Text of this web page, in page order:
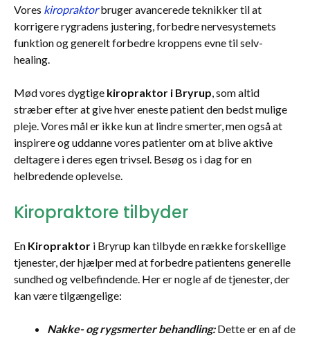
Vores kiropraktorbruger avancerede teknikker til at
korrigere rygradens justering, forbedre nervesystemets
funktion og generelt forbedre kroppens evne til selv-
healing.
Mød vores dygtige kiropraktor i Bryrup, som altid
stræber efter at give hver eneste patient den bedst mulige
pleje. Vores mål er ikke kun at lindre smerter, men også at
inspirere og uddanne vores patienter om at blive aktive
deltagere i deres egen trivsel. Besøg os i dag for en
helbredende oplevelse.
Kiropraktore tilbyder
En Kiropraktor i Bryrup kan tilbyde en række forskellige
tjenester, der hjælper med at forbedre patientens generelle
sundhed og velbefindende. Her er nogle af de tjenester, der
kan være tilgængelige:
Nakke- og rygsmerter behandling:Dette er en af de